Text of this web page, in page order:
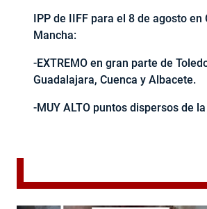
IPP de IIFF para el 8 de agosto en
Mancha:
-EXTREMO en gran parte de
Guadalajara, Cuenca y Albacete.
-MUY ALTO puntos dispersos de